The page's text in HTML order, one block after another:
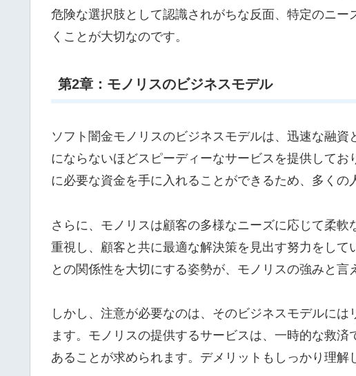
危険な選択肢として認識されがちな反面、特定のニ
くことが大切なのです。
第2章：モノリスのビジネスモデル
ソフト闇金モノリスのビジネスモデルは、迅速な融
にならないほどスピーディーなサービスを提供して
に必要な資金を手に入れることができるため、多くの
さらに、モノリスは顧客の多様なニーズに応じて柔
重視し、顧客と共に最適な解決策を見出す努力をし
との関係性を大切にする姿勢が、モノリスの強みと言
しかし、注意が必要なのは、そのビジネスモデルに
ます。モノリスの提供するサービスは、一時的な救
あることが求められます。デメリットもしっかり理解